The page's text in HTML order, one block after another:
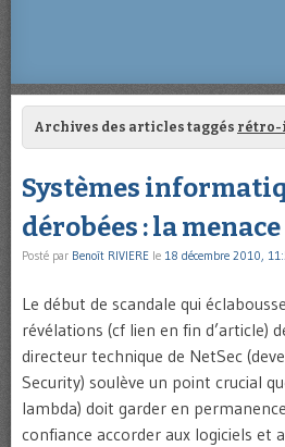
Archives des articles taggés rétro-
Systèmes
dérobées : la
Posté par Benoît RIVIERE le 18 décembre 2010,
Le début de scandale qui
révélations (cf lien en fin d’article)
directeur technique de NetSec
Security) soulève un point crucial
lambda) doit garder en
confiance accorder aux logiciels et